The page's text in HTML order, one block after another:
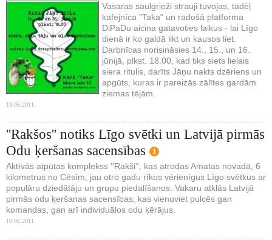
Vasaras saulgrieži strauji tuvojas, tādēļ
kafejnīca "Taka" un radošā platforma
DiPaDu aicina gatavoties laikus - lai Līgo
dienā ir ko galdā likt un kausos liet.
Darbnīcas norisināsies 14., 15., un 16.
jūnijā, plkst. 18.00, kad tiks siets lielais
siera ritulis, darīts Jāņu nakts dzēriens un
apgūts, kuras ir pareizās zālītes gardām
ziemas tējām.
13.06.2011.
''Rakšos'' notiks Līgo svētki un Latvijā pirmās
Odu ķeršanas sacensības
1
Aktīvās atpūtas komplekss ''Rakši'', kas atrodas Amatas novadā, 6
kilometrus no Cēsīm, jau otro gadu rīkos vērienīgus Līgo svētkus ar
populāru dziedātāju un grupu piedalīšanos. Vakaru atklās Latvijā
pirmās odu ķeršanas sacensības, kas vienuviet pulcēs gan
komandas, gan arī individuālos odu ķērājus.
10.06.2011.